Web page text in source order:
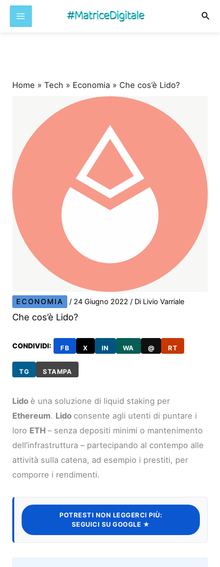
Home »Tech » Economia » Che cos’è Lido?
ECONOMIA / 24 Giugno 2022/ Di Livio Varriale
Che cos’è Lido?
CONDIVIDI: FB X IN WA @ RT
TG STAMPA
Lido è una soluzione di liquid staking per
Ethereum. Lido consente agli utenti di puntare i
loro ETH– senza depositi minimi o mantenimento
dell’infrastruttura – partecipando al contempo alle
attività sulla catena, ad esempio i prestiti, per
comporre i rendimenti.
POTRESTI NON LEGGERCI PIÙ:
SEGUICI SU GOOGLE ★